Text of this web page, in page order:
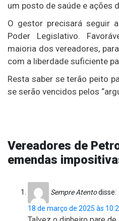
um posto de saúde e ações
O gestor precisará seguir
Poder Legislativo.
maioria dos vereadores,
com a liberdade suficiente
Resta saber se terão peito
se serão vencidos pelos
Vereadores de
emendas
Sempre Atentodisse:
18 de março de 2025 às